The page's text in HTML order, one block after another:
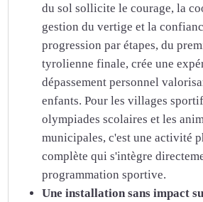
du sol sollicite le courage, la
gestion du vertige et la
progression par étapes, du
tyrolienne finale, crée une
dépassement personnel
enfants. Pour les villages
olympiades scolaires et les
municipales, c'est une activité
complète qui s'intègre
programmation sportive.
Une installation sans impact